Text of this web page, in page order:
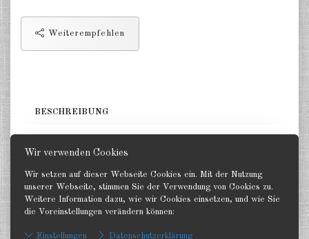
Wir verwenden Cookies
Wir setzen auf dieser Webseite Cookies ein. Mit der Nutzung
unserer Webseite, stimmen Sie der Verwendung von Cookies zu.
Weitere Information dazu, wie wir Cookies einsetzen, und wie Sie
die Voreinstellungen verändern können:
Einstellungen Datenschutzerklärung
Weiterempfehlen
BESCHREIBUNG
Zurück